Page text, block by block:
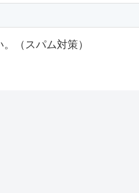
（スパム対策）